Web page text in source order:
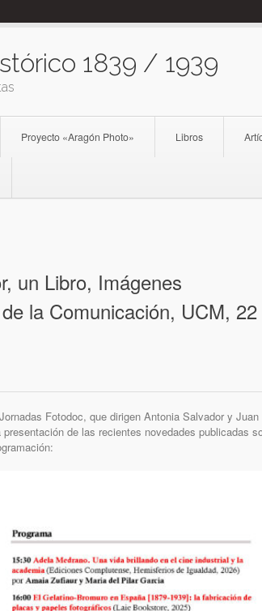
1839 / 1939
Proyecto «Aragón Photo» Libros
un Libro, Imágenes
la Comunicación, UCM, 22
Fotodoc, que dirigen Antonia Salvador y Juan
de las recientes novedades publicadas